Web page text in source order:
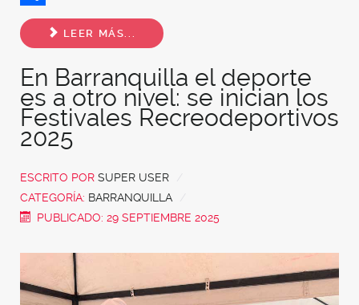
Share
LEER MÁS...
En Barranquilla el deporte
es a otro nivel: se inician los
Festivales Recreodeportivos
2025
ESCRITO POR SUPER USER
CATEGORÍA: BARRANQUILLA
PUBLICADO: 29 SEPTIEMBRE 2025